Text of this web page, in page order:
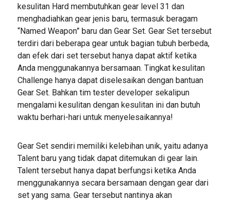
kesulitan Hard membutuhkan gear level 31 dan
menghadiahkan gear jenis baru, termasuk beragam
“Named Weapon” baru dan Gear Set. Gear Set tersebut
terdiri dari beberapa gear untuk bagian tubuh berbeda,
dan efek dari set tersebut hanya dapat aktif ketika
Anda menggunakannya bersamaan. Tingkat kesulitan
Challenge hanya dapat diselesaikan dengan bantuan
Gear Set. Bahkan tim tester developer sekalipun
mengalami kesulitan dengan kesulitan ini dan butuh
waktu berhari-hari untuk menyelesaikannya!
Gear Set sendiri memiliki kelebihan unik, yaitu adanya
Talent baru yang tidak dapat ditemukan di gear lain.
Talent tersebut hanya dapat berfungsi ketika Anda
menggunakannya secara bersamaan dengan gear dari
set yang sama. Gear tersebut nantinya akan